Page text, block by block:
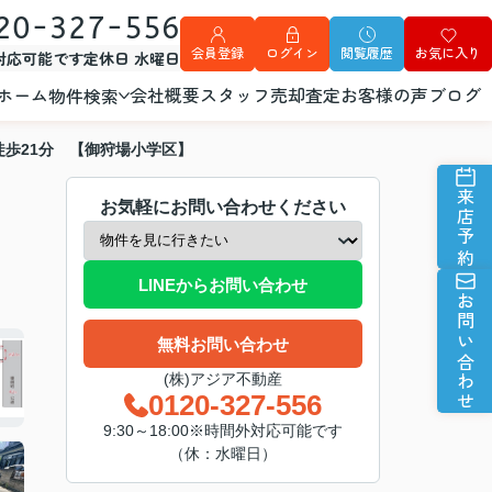
327-556
応可能です定休日 水曜日 会員登録 ログイン 閲覧履歴 お気に入り
ーム物件検索 会社概要スタッフ売却査定お客様の声ブログ
来店予約
お問い合わせ
21分 【御狩場小学区】
お気軽にお問い合わせください
LINEからお問い合わせ
無料お問い合わせ
(株)アジア不動産
0120-327-556
9:30～18:00※時間外対応可能です
（休：水曜日）